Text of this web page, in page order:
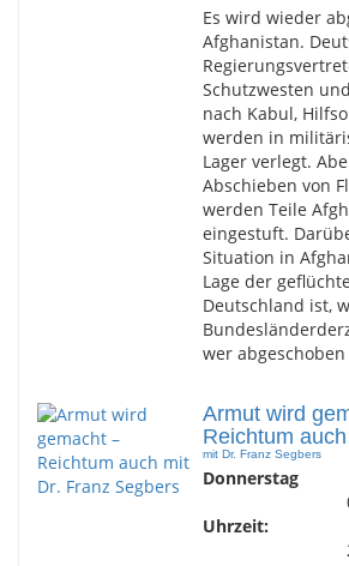
Es wird wieder
Afghanistan.
Schutzwesten
nach Kabul,
werden in
Lager verlegt.
Abschieben von
werden Teile
eingestuft.
Situation in
Lage der
Deutschland ist,
wer
Armut wird
Reichtum auch
mit Dr. Franz Segbers
Donnerstag
Uhrzeit: